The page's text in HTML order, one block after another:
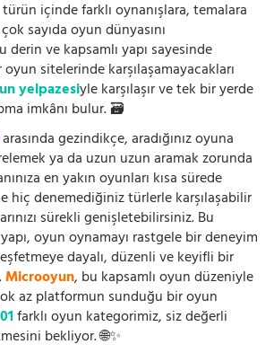
türün içinde farklı oynanışlara, temalara
sayıda oyun dünyasını
derin ve kapsamlı yapı sayesinde
oyun sitelerinde karşılaşamayacakları
yelpazesiyle karşılaşır ve tek bir yerde
imkânı bulur. 🗃️
arasında gezindikçe, aradığınız oyuna
ya da uzun uzun aramak zorunda
en yakın oyunları kısa sürede
hiç denemediğiniz türlerle karşılaşabilir
sürekli genişletebilirsiniz. Bu
oyun oynamayı rastgele bir deneyim
dayalı, düzenli ve keyifli bir
Microoyun, bu kapsamlı oyun düzeniyle
az platformun sunduğu bir oyun
farklı oyun kategorimiz, siz değerli
bekliyor. 🌐✨